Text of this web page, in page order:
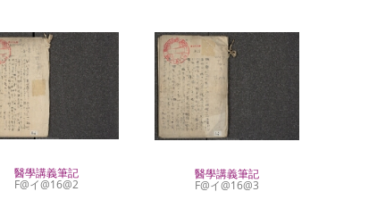
醫學講義筆記
F@イ@16@2
醫學講義筆記
F@イ@16@3